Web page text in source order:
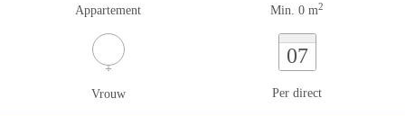
Appartement Min. 0 m2
Vrouw
07
Per direct